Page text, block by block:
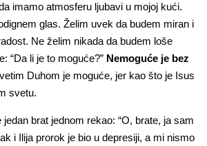
imamo atmosferu ljubavi u mojoj kući.
glas. Želim uvek da budem miran i
Ne želim nikada da budem loše
“Da li je to moguće?” Nemoguće je bez
Duhom je moguće, jer kao što je Isus
svetu.
brat jednom rekao: “O, brate, ja sam
i Ilija prorok je bio u depresiji, a mi nismo